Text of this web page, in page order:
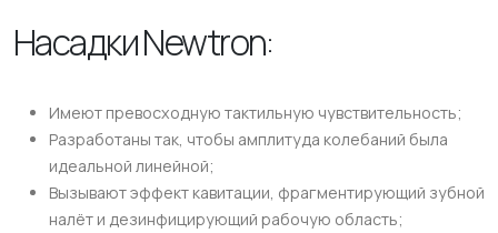
Насадки Newtron:
Имеют превосходную тактильную чувствительность;
Разработаны так, чтобы амплитуда колебаний была
идеальной линейной;
Вызывают эффект кавитации, фрагментирующий зубной
налёт и дезинфицирующий рабочую область;